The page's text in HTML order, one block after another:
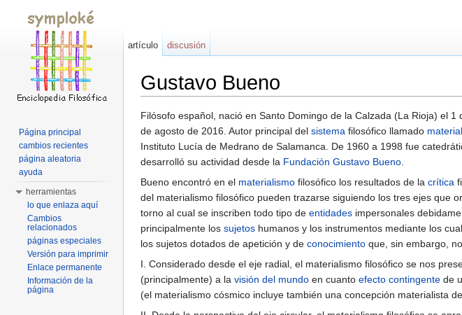
Gustavo Bueno
Filósofo español, nació en Santo Domingo de la Calzada (La Rioja) el
de agosto de 2016. Autor principal del sistema filosófico llamado
Instituto Lucía de Medrano de Salamanca. De 1960 a 1998 fue
desarrolló su actividad desde la Fundación Gustavo Bueno.
Bueno encontró en el materialismo filosófico los resultados de la crítica
del materialismo filosófico pueden trazarse siguiendo los tres ejes que
torno al cual se inscriben todo tipo de entidades impersonales
principalmente los sujetos humanos y los instrumentos mediante los
los sujetos dotados de apetición y de conocimiento que, sin embargo,
I. Considerado desde el eje radial, el materialismo filosófico se nos
(principalmente) a la visión del mundo en cuanto efecto contingente de
(el materialismo cósmico incluye también una concepción materialista
artículo discusión
Página principal
cambios recientes
página aleatoria
ayuda
herramientas
lo que enlaza aquí
Cambios
relacionados
páginas especiales
Versión para imprimir
Enlace permanente
Información de la
página